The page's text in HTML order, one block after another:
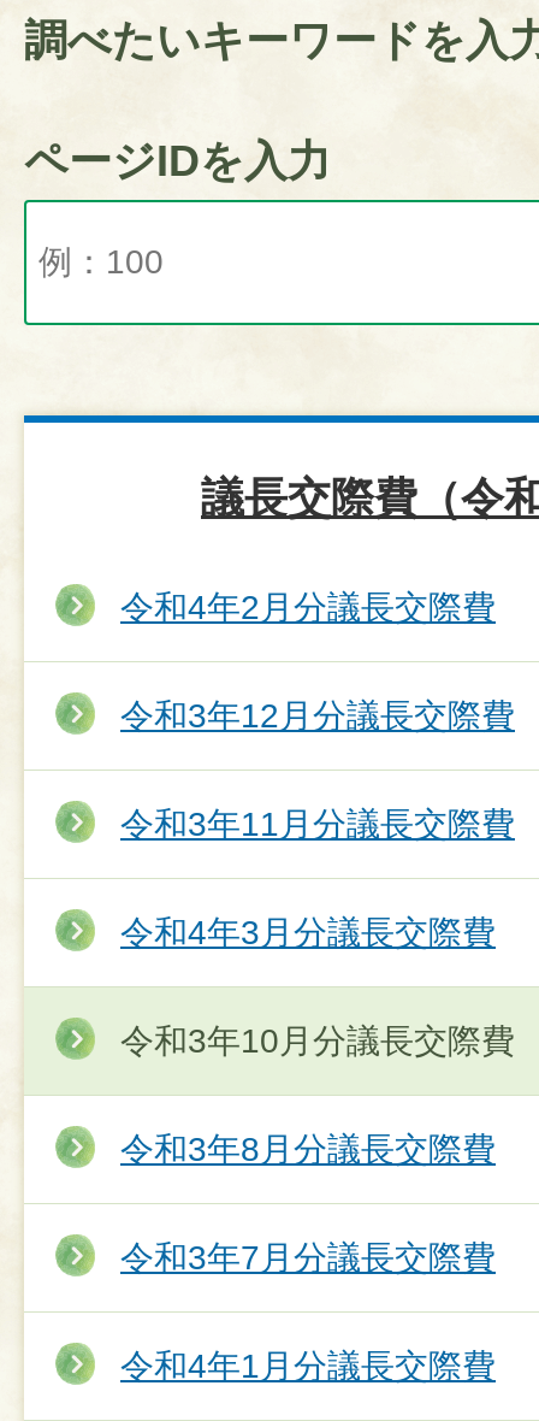
調べたいキーワードを入
ページIDを入力
議長交際費（令
令和4年2月分議長交際費
令和3年12月分議長交際費
令和3年11月分議長交際費
令和4年3月分議長交際費
令和3年10月分議長交際費
令和3年8月分議長交際費
令和3年7月分議長交際費
令和4年1月分議長交際費